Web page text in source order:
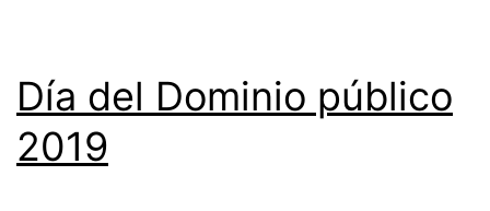
Día del Dominio público
2019